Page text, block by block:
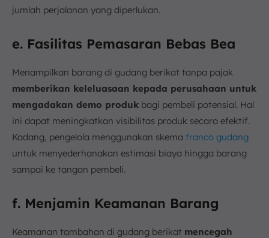
jumlah perjalanan yang diperlukan.
e. Fasilitas Pemasaran Bebas Bea
Menampilkan barang di gudang berikat tanpa pajak
memberikan keleluasaan kepada perusahaan untuk
mengadakan demo produk bagi pembeli potensial. Hal
ini dapat meningkatkan visibilitas produk secara efektif.
Kadang, pengelola menggunakan skema franco gudang
untuk menyederhanakan estimasi biaya hingga barang
sampai ke tangan pembeli.
f. Menjamin Keamanan Barang
Keamanan tambahan di gudang berikat mencegah